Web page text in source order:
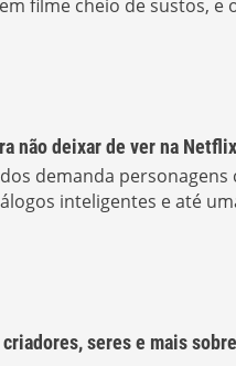
filme cheio de sustos, e
não deixar de ver na Netflix
demanda personagens
inteligentes e até
seres e mais